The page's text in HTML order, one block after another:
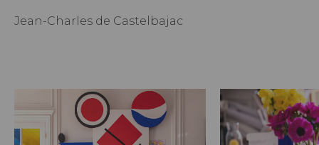
Jean-Charles de Castelbajac